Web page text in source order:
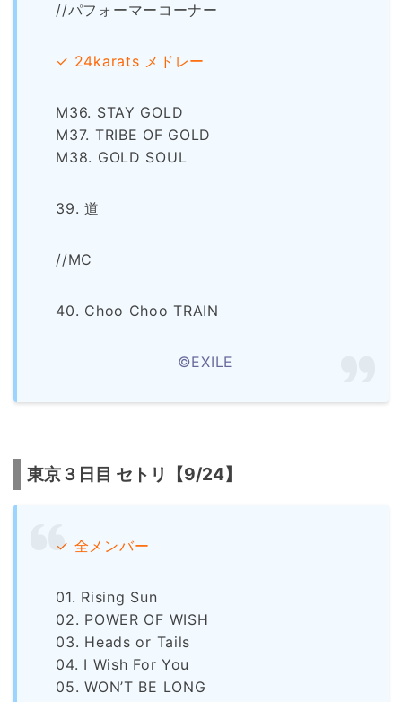
//パフォーマーコーナー
✓ 24karats メドレー
M36. STAY GOLD
M37. TRIBE OF GOLD
M38. GOLD SOUL
39. 道
//MC
40. Choo Choo TRAIN
©EXILE
東京３日目 セトリ【9/24】
✓ 全メンバー
01. Rising Sun
02. POWER OF WISH
03. Heads or Tails
04. I Wish For You
05. WON’T BE LONG